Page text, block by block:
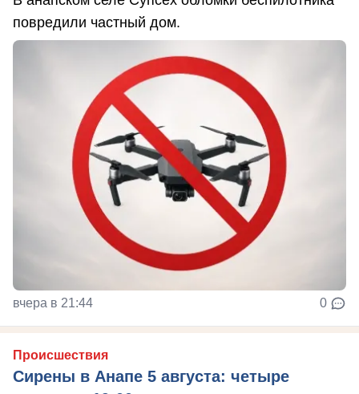
повредили частный дом.
вчера в 21:44 0
Происшествия
Сирены в Анапе 5 августа: четыре